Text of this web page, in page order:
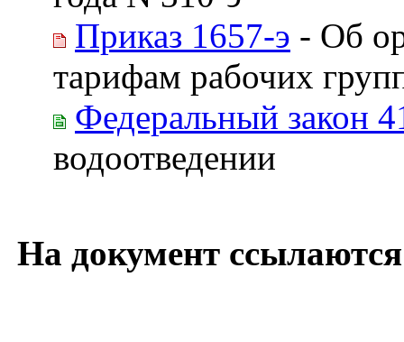
Приказ 1657-э - Об
тарифам рабочих
Федеральный закон
водоотведении
На документ